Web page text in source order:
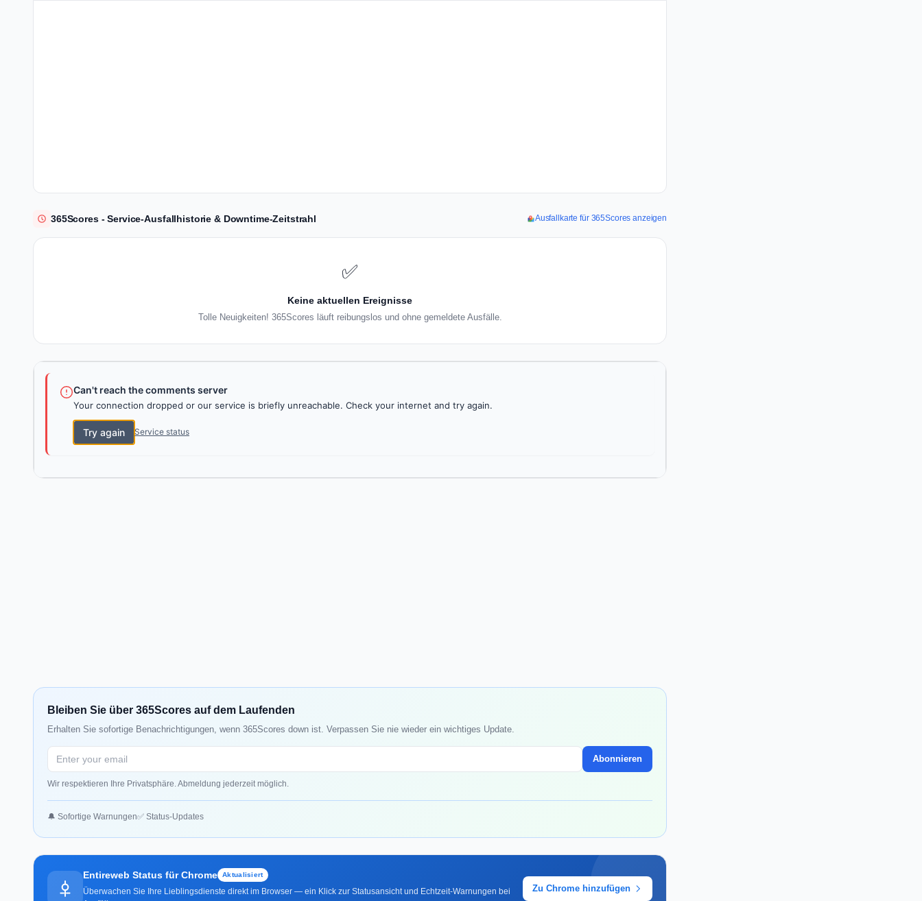
365Scores - Service-Ausfallhistorie & Downtime-Zeitstrahl Ausfallkarte für 365Scores anzeigen
✅
Keine aktuellen Ereignisse
Tolle Neuigkeiten! 365Scores läuft reibungslos und ohne gemeldete Ausfälle.
Can't reach the comments server
Your connection dropped or our service is briefly unreachable. Check your internet and try again.
Try again Service status
Bleiben Sie über 365Scores auf dem Laufenden
Erhalten Sie sofortige Benachrichtigungen, wenn 365Scores down ist. Verpassen Sie nie wieder ein wichtiges Update.
Abonnieren
Wir respektieren Ihre Privatsphäre. Abmeldung jederzeit möglich.
🔔 Sofortige Warnungen✅ Status-Updates
Entireweb Status für Chrome Aktualisiert
Überwachen Sie Ihre Lieblingsdienste direkt im Browser — ein Klick zur Statusansicht und Echtzeit-Warnungen bei
Zu Chrome hinzufügen